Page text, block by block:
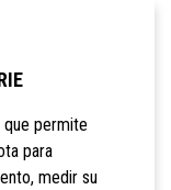
permite
para
medir su